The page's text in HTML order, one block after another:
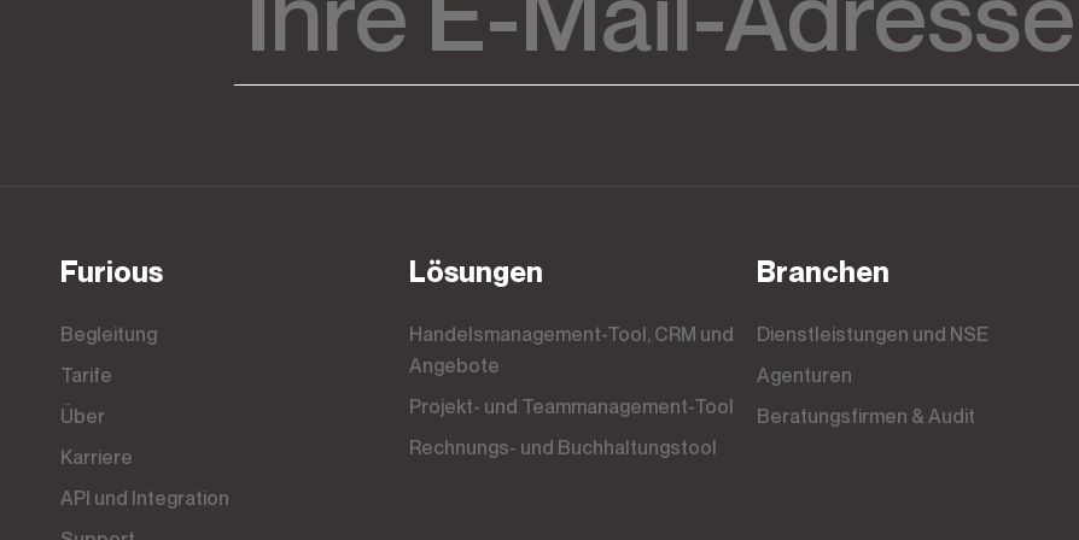
Furious
Begleitung
Tarife
Über
Karriere
API und Integration
Lösungen
Handelsmanagement-Tool, CRM und
Angebote
Projekt- und Teammanagement-Tool
Rechnungs- und Buchhaltungstool
Branchen
Dienstleistungen und NSE
Agenturen
Beratungsfirmen & Audit